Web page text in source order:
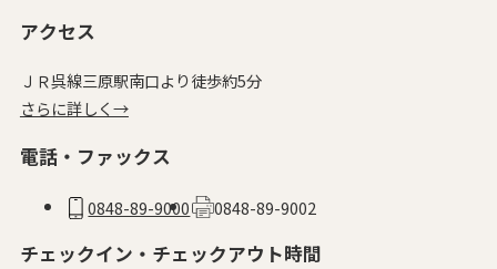
アクセス
ＪＲ呉線三原駅南口より徒歩約5分
さらに詳しく→
電話・ファックス
0848-89-9000 0848-89-9002
チェックイン・チェックアウト時間